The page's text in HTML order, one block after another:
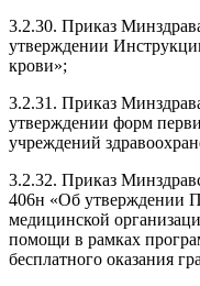
3.2.30. Приказ
утверждении
крови»;
3.2.31. Приказ
утверждении форм
учреждений
3.2.32. Приказ
406н «Об утверждении
медицинской
помощи в рамках
бесплатного оказания